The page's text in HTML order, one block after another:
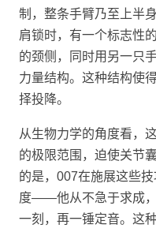
制，整条手臂乃至上半
肩锁时，有一个标志性
的颈侧，同时用另一只
力量结构。这种结构使
择投降。
从生物力学的角度看，
的极限范围，迫使关节
的是，007在施展这些
度——他从不急于求成
一刻，再一锤定音。这